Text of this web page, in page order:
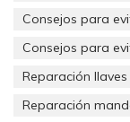
durante el
El precio del
o si también se
concesionario
Consejos para
Consejos para
Reparación
Reparación